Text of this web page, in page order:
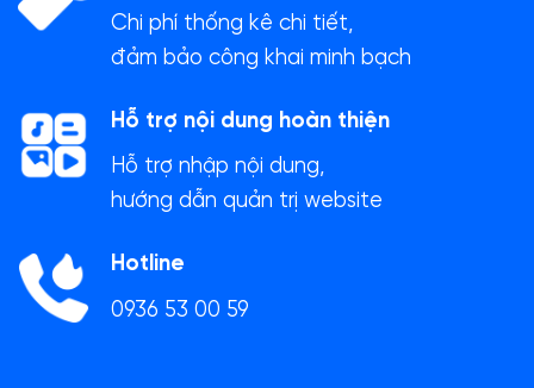
Chi phí thống kê chi tiết,
đảm bảo công khai minh bạch
Hỗ trợ nội dung hoàn thiện
Hỗ trợ nhập nội dung,
hướng dẫn quản trị website
Hotline
0936 53 00 59